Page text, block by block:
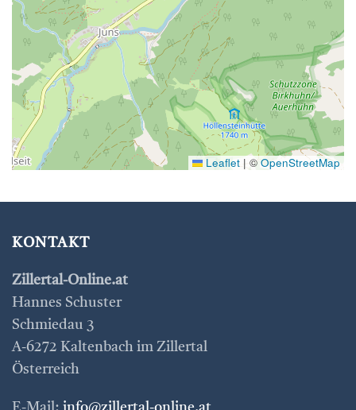
Leaflet | ©OpenStreetMap
KONTAKT
Zillertal-Online.at
Hannes Schuster
Schmiedau 3
A-6272 Kaltenbach im Zillertal
Österreich